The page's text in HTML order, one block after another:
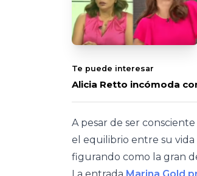
Te puede interesar
Alicia Retto incómoda
A pesar de ser
el equilibrio entre su
figurando como la gran
La entrada Marina Gold